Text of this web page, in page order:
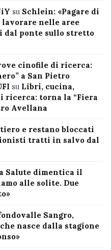
su Schlein: «Pagare di
nelle aree
dal ponte sullo stretto
cinofile di ricerca:
a San Pietro
su Libri, cucina,
ricerca: torna la “Fiera
Avellana
e restano bloccati
tratti in salvo dal
Salute dimentica il
alle solite. Due
Sangro,
nasce dalla stagione